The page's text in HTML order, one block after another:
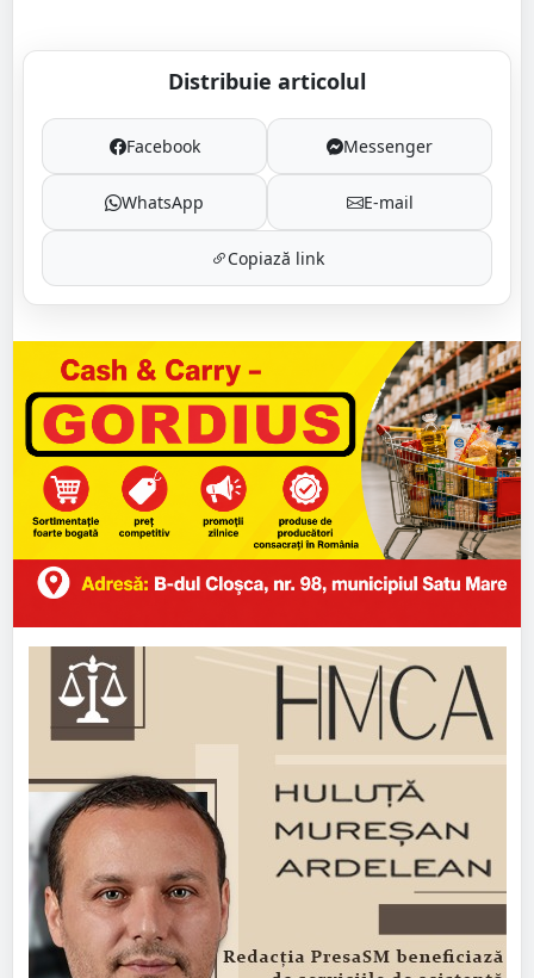
Distribuie articolul
Facebook Messenger
WhatsApp E-mail
Copiază link